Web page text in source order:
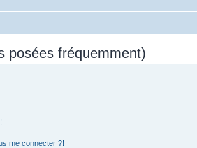
posées fréquemment)
me connecter ?!